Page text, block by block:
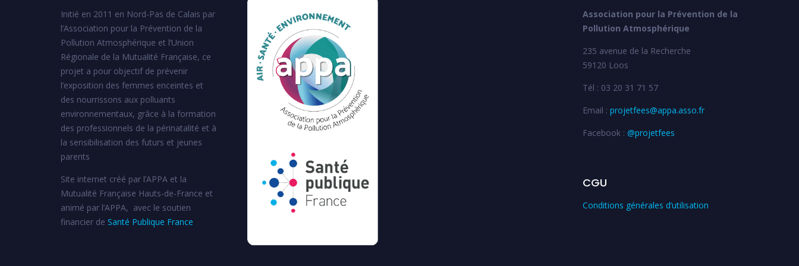
Initié en 2011 en Nord-Pas de Calais par
l’Association pour la Prévention de la
Pollution Atmosphérique et l’Union
Régionale de la Mutualité Française, ce
projet a pour objectif de prévenir
l’exposition des femmes enceintes et
des nourrissons aux polluants
environnementaux, grâce à la formation
des professionnels de la périnatalité et à
la sensibilisation des futurs et jeunes
parents
Site internet créé par l’APPA et la
Mutualité Française Hauts-de-France et
animé par l’APPA, avec le soutien
financier de Santé Publique France
Association pour la Prévention de la
Pollution Atmosphérique
235 avenue de la Recherche
59120 Loos
Tél : 03 20 31 71 57
Email : projetfees@appa.asso.fr
Facebook : @projetfees
CGU
Conditions générales d’utilisation